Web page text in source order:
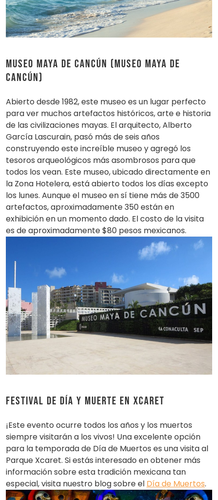
Museo Maya de Cancún (Museo Maya de
Cancún)
Abierto desde 1982, este museo es un lugar perfecto
para ver muchos artefactos históricos, arte e historia
de las civilizaciones mayas. El arquitecto, Alberto
García Lascurain, pasó más de seis años
construyendo este increíble museo y agregó los
tesoros arqueológicos más asombrosos para que
todos los vean. Este museo, ubicado directamente en
la Zona Hotelera, está abierto todos los días excepto
los lunes. Aunque el museo en sí tiene más de 3500
artefactos, aproximadamente 350 están en
exhibición en un momento dado. El costo de la visita
es de aproximadamente $80 pesos mexicanos.
Festival de Día y Muerte en Xcaret
¡Este evento ocurre todos los años y los muertos
siempre visitarán a los vivos! Una excelente opción
para la temporada de Día de Muertos es una visita al
Parque Xcaret. Si estás interesado en obtener más
información sobre esta tradición mexicana tan
especial, visita nuestro blog sobre el Día de Muertos.